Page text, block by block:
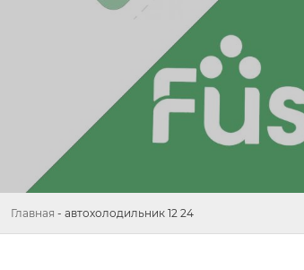
Главная - автохолодильник 12 24